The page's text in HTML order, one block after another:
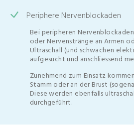
Periphere Nervenblockaden
Bei peripheren
oder Nervenstränge an Armen
Ultraschall (und schwachen
aufgesucht und anschliessend
Zunehmend zum Einsatz
Stamm oder an der Brust
Diese werden ebenfalls
durchgeführt.